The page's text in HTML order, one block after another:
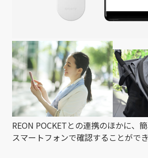
REON POCKETとの連携のほかに、
スマートフォンで確認することができ